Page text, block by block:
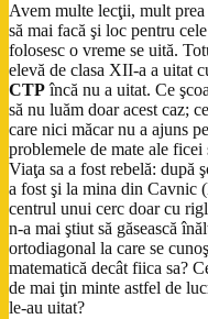
Avem multe lecţii, mult
să mai facă şi loc pentru
folosesc o vreme se uită.
elevă de clasa XII-a a uitat
CTPîncă nu a uitat. Ce
să nu luăm doar acest caz;
care nici măcar nu a ajuns
problemele de mate ale ficei
Viaţa sa a fost rebelă: după
a fost şi la mina din Cavnic
centrul unui cerc doar cu
n-a mai ştiut să găsească
ortodiagonal la care se
matematică decât fiica sa?
de mai ţin minte astfel de
le-au uitat?